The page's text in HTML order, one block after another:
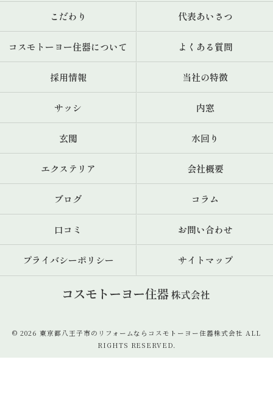
こだわり 代表あいさつ
コスモトーヨー住器について よくある質問
採用情報 当社の特徴
サッシ 内窓
玄関 水回り
エクステリア 会社概要
ブログ コラム
口コミ お問い合わせ
プライバシーポリシー サイトマップ
© 2026 東京都八王子市のリフォームならコスモトーヨー住器株式会社 ALL
RIGHTS RESERVED.